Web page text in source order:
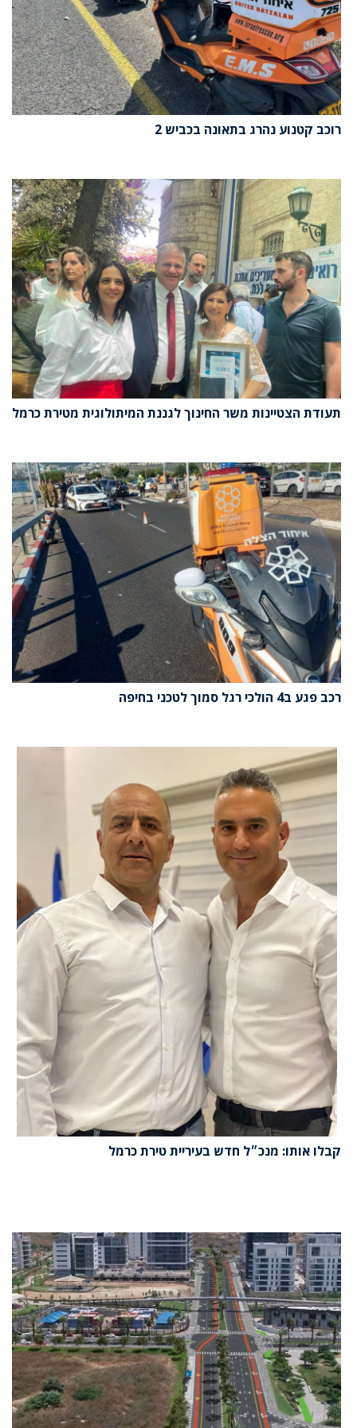
רוכב קטנוע נהרג בתאונה בכביש 2
תעודת הצטיינות משר החינוך לגננת המיתולוגית מטירת כרמל
רכב פגע ב4 הולכי רגל סמוך לטכני בחיפה
קבלו אותו: מנכ״ל חדש בעיריית טירת כרמל